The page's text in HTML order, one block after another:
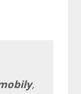
,